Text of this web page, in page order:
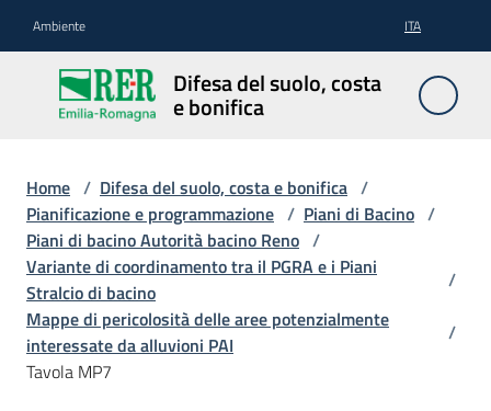
Ambiente ITA
Difesa del suolo, costa
e bonifica
Difesa
del
suolo,
bonifica
Pianificazione
e
programmazione
Home / Difesa del suolo, costa e bonifica /
Pianificazione e programmazione / Piani di Bacino /
Piani di bacino Autorità bacino Reno /
Variante di coordinamento tra il PGRA e i Piani
Stralcio di bacino
/
Mappe di pericolosità delle aree potenzialmente
interessate da alluvioni PAI
/
Tavola MP7